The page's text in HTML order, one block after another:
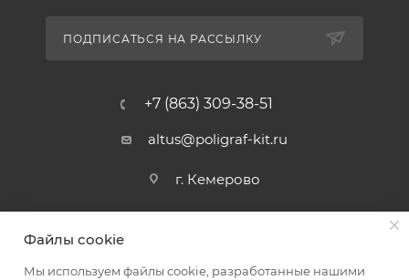
ПОДПИСАТЬСЯ НА РАССЫЛКУ
+7 (863) 309-38-51
altus@poligraf-kit.ru
г. Кемерово
Файлы cookie
Мы используем файлы cookie, разработанные нашими